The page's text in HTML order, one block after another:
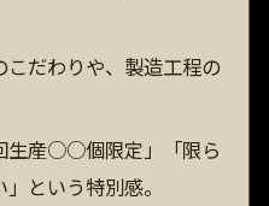
こだわりや、製造工程の
生産○○個限定」「限ら
という特別感。